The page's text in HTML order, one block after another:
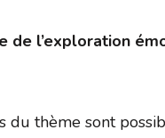
de l’exploration
du thème sont